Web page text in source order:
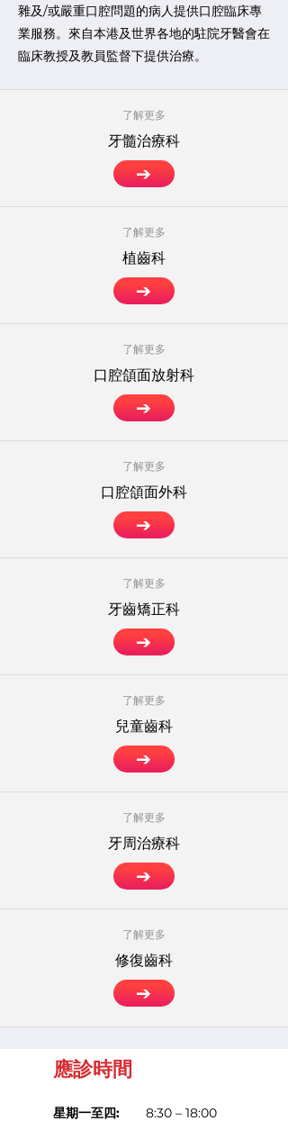
雜及/或嚴重口腔問題的病人提供口腔臨床專
業服務。來自本港及世界各地的駐院牙醫會在
臨床教授及教員監督下提供治療。
了解更多
牙髓治療科
了解更多
植齒科
了解更多
口腔頜面放射科
了解更多
口腔頜面外科
了解更多
牙齒矯正科
了解更多
兒童齒科
了解更多
牙周治療科
了解更多
修復齒科
應診時間
星期一至四:
8:30 – 18:00